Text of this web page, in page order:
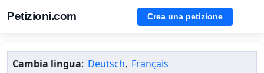
Petizioni.com Crea una petizione
Cambia lingua: Deutsch, Français